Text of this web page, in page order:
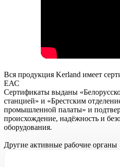
Вся продукция Kerland имеет
ЕАС
Сертификаты выданы
станцией» и «Брестским
промышленной палаты» и
происхождение, надёжность и
оборудования.
Другие активные рабочие органы